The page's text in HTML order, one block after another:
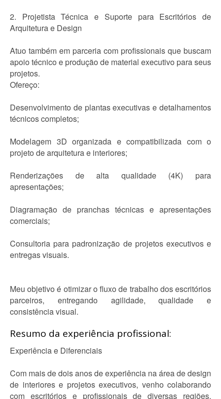
2. Projetista Técnica e Suporte para Escritórios de
Arquitetura e Design
Atuo também em parceria com profissionais que buscam
apoio técnico e produção de material executivo para seus
projetos.
Ofereço:
Desenvolvimento de plantas executivas e detalhamentos
técnicos completos;
Modelagem 3D organizada e compatibilizada com o
projeto de arquitetura e interiores;
Renderizações de alta qualidade (4K) para
apresentações;
Diagramação de pranchas técnicas e apresentações
comerciais;
Consultoria para padronização de projetos executivos e
entregas visuais.
Meu objetivo é otimizar o fluxo de trabalho dos escritórios
parceiros, entregando agilidade, qualidade e
consistência visual.
Resumo da experiência profissional:
Experiência e Diferenciais
Com mais de dois anos de experiência na área de design
de interiores e projetos executivos, venho colaborando
com escritórios e profissionais de diversas regiões,